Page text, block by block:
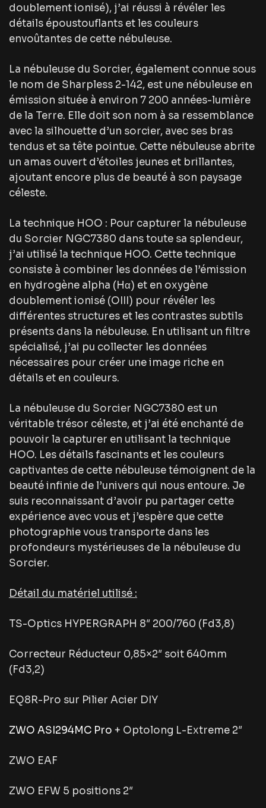
doublement ionisé), j’ai réussi à révéler les
détails époustouflants et les couleurs
envoûtantes de cette nébuleuse.
La nébuleuse du Sorcier, également connue sous
le nom de Sharpless 2-142, est une nébuleuse en
émission située à environ 7 200 années-lumière
de la Terre. Elle doit son nom à sa ressemblance
avec la silhouette d’un sorcier, avec ses bras
tendus et sa tête pointue. Cette nébuleuse abrite
un amas ouvert d’étoiles jeunes et brillantes,
ajoutant encore plus de beauté à son paysage
céleste.
La technique HOO : Pour capturer la nébuleuse
du Sorcier NGC7380 dans toute sa splendeur,
j’ai utilisé la technique HOO. Cette technique
consiste à combiner les données de l’émission
en hydrogène alpha (Hα) et en oxygène
doublement ionisé (OIII) pour révéler les
différentes structures et les contrastes subtils
présents dans la nébuleuse. En utilisant un filtre
spécialisé, j’ai pu collecter les données
nécessaires pour créer une image riche en
détails et en couleurs.
La nébuleuse du Sorcier NGC7380 est un
véritable trésor céleste, et j’ai été enchanté de
pouvoir la capturer en utilisant la technique
HOO. Les détails fascinants et les couleurs
captivantes de cette nébuleuse témoignent de la
beauté infinie de l’univers qui nous entoure. Je
suis reconnaissant d’avoir pu partager cette
expérience avec vous et j’espère que cette
photographie vous transporte dans les
profondeurs mystérieuses de la nébuleuse du
Sorcier.
Détail du matériel utilisé :
TS-Optics HYPERGRAPH 8″ 200/760 (Fd3,8)
Correcteur Réducteur 0,85×2″ soit 640mm
(Fd3,2)
EQ8R-Pro sur Pilier Acier DIY
ZWO ASI294MC Pro + Optolong L-Extreme 2″
ZWO EAF
ZWO EFW 5 positions 2″